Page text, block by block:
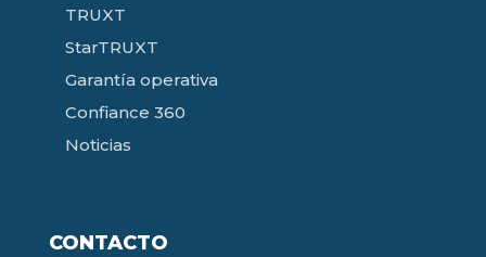
TRUXT
StarTRUXT
Garantía operativa
Confiance 360
Noticias
CONTACTO